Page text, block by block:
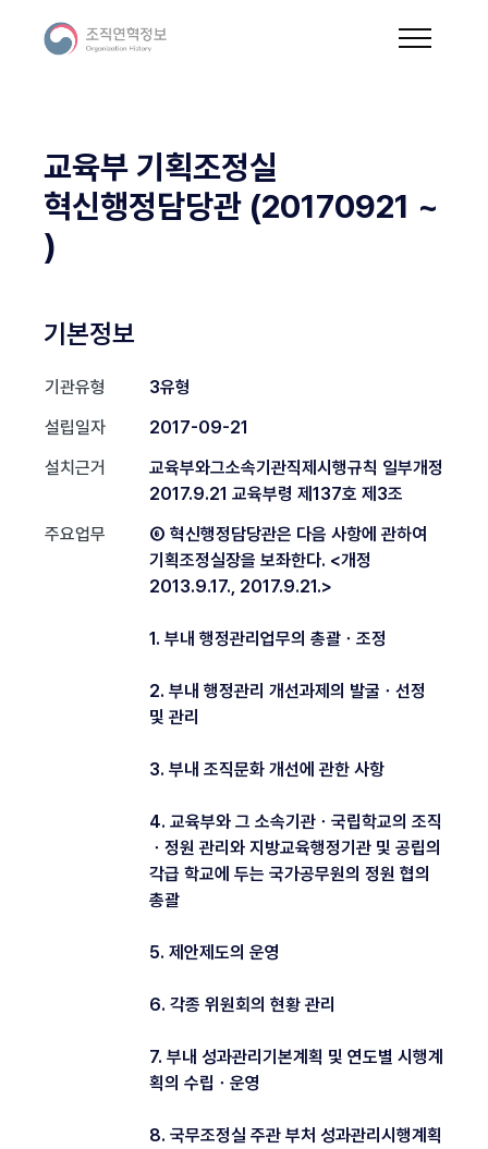
교육부 기획조정실
혁신행정담당관 (20170921 ~
)
기본정보
기관유형
3유형
설립일자
2017-09-21
설치근거
교육부와그소속기관직제시행규칙 일부개정
2017.9.21 교육부령 제137호 제3조
주요업무
⑥ 혁신행정담당관은 다음 사항에 관하여
기획조정실장을 보좌한다. <개정
2013.9.17., 2017.9.21.>
1. 부내 행정관리업무의 총괄ㆍ조정
2. 부내 행정관리 개선과제의 발굴ㆍ선정
및 관리
3. 부내 조직문화 개선에 관한 사항
4. 교육부와 그 소속기관ㆍ국립학교의 조직
ㆍ정원 관리와 지방교육행정기관 및 공립의
각급 학교에 두는 국가공무원의 정원 협의
총괄
5. 제안제도의 운영
6. 각종 위원회의 현황 관리
7. 부내 성과관리기본계획 및 연도별 시행계
획의 수립ㆍ운영
8. 국무조정실 주관 부처 성과관리시행계획